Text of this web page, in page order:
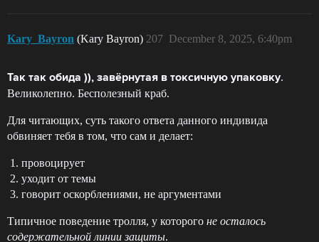
Kary_Bayron (Kary Bayron) December 8, 2025, 6:40pm
207
Так так обида )), завёрнутая в токсичную упаковку.
Великолепно. Бесполезный краб.
Для читающих, суть такого ответа данного индивида
обвиняет тебя в том, что сам и делает:
провоцирует
уходит от темы
говорит оскорблениями, не аргументами
Типичное поведение тролля, у которого не осталось
содержательной линии защиты.